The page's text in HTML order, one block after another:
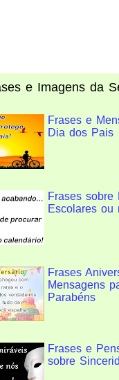
e Imagens da
Frases e
Dia dos Pais
Frases sobre
Escolares ou
Frases
Mensagens
Parabéns
Frases e
sobre